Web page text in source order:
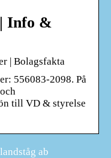
Info &
| Bolagsfakta
556083-2098. På
till VD & styrelse
ab